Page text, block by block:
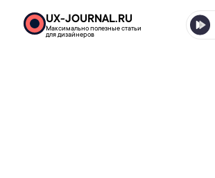
UX-JOURNAL.RU
Максимально полезные статьи
для дизайнеров